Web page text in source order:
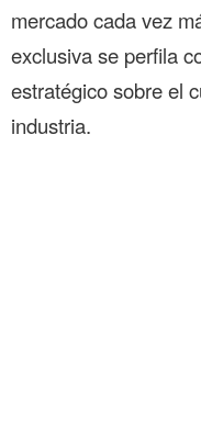
mercado cada vez
exclusiva se perfila
estratégico sobre el
industria.